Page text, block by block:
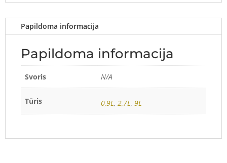
Papildoma informacija
Papildoma informacija
Svoris N/A
Tūris 0,9L,2,7L,9L